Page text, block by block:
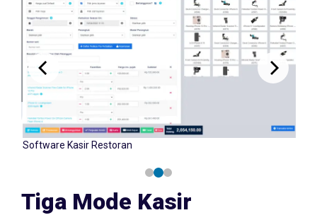
Software Kasir Retail
Tiga Mode Kasir